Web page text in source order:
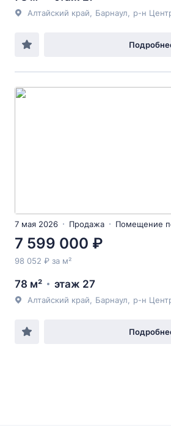
Алтайский край Барнаул р-н
7 мая 2026 Продажа Помещение
7 599 000 ₽
98 052 ₽ за м²
78 м² этаж 27
Алтайский край Барнаул р-н